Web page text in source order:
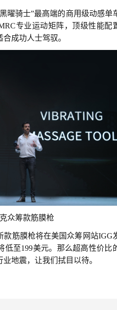
曜骑士”最高端的商用级动感单
专业运动矩阵，顶级性能配
成功人士驾驭。
众筹款筋膜枪
款筋膜枪将在美国众筹网站IGG
低至199美元。那么超高性价比
地震，让我们拭目以待。